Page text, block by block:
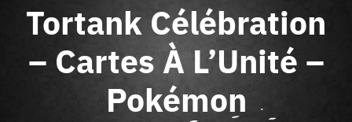
Billetterie
Tortank Célébration
– Cartes À L’Unité –
Pokémon